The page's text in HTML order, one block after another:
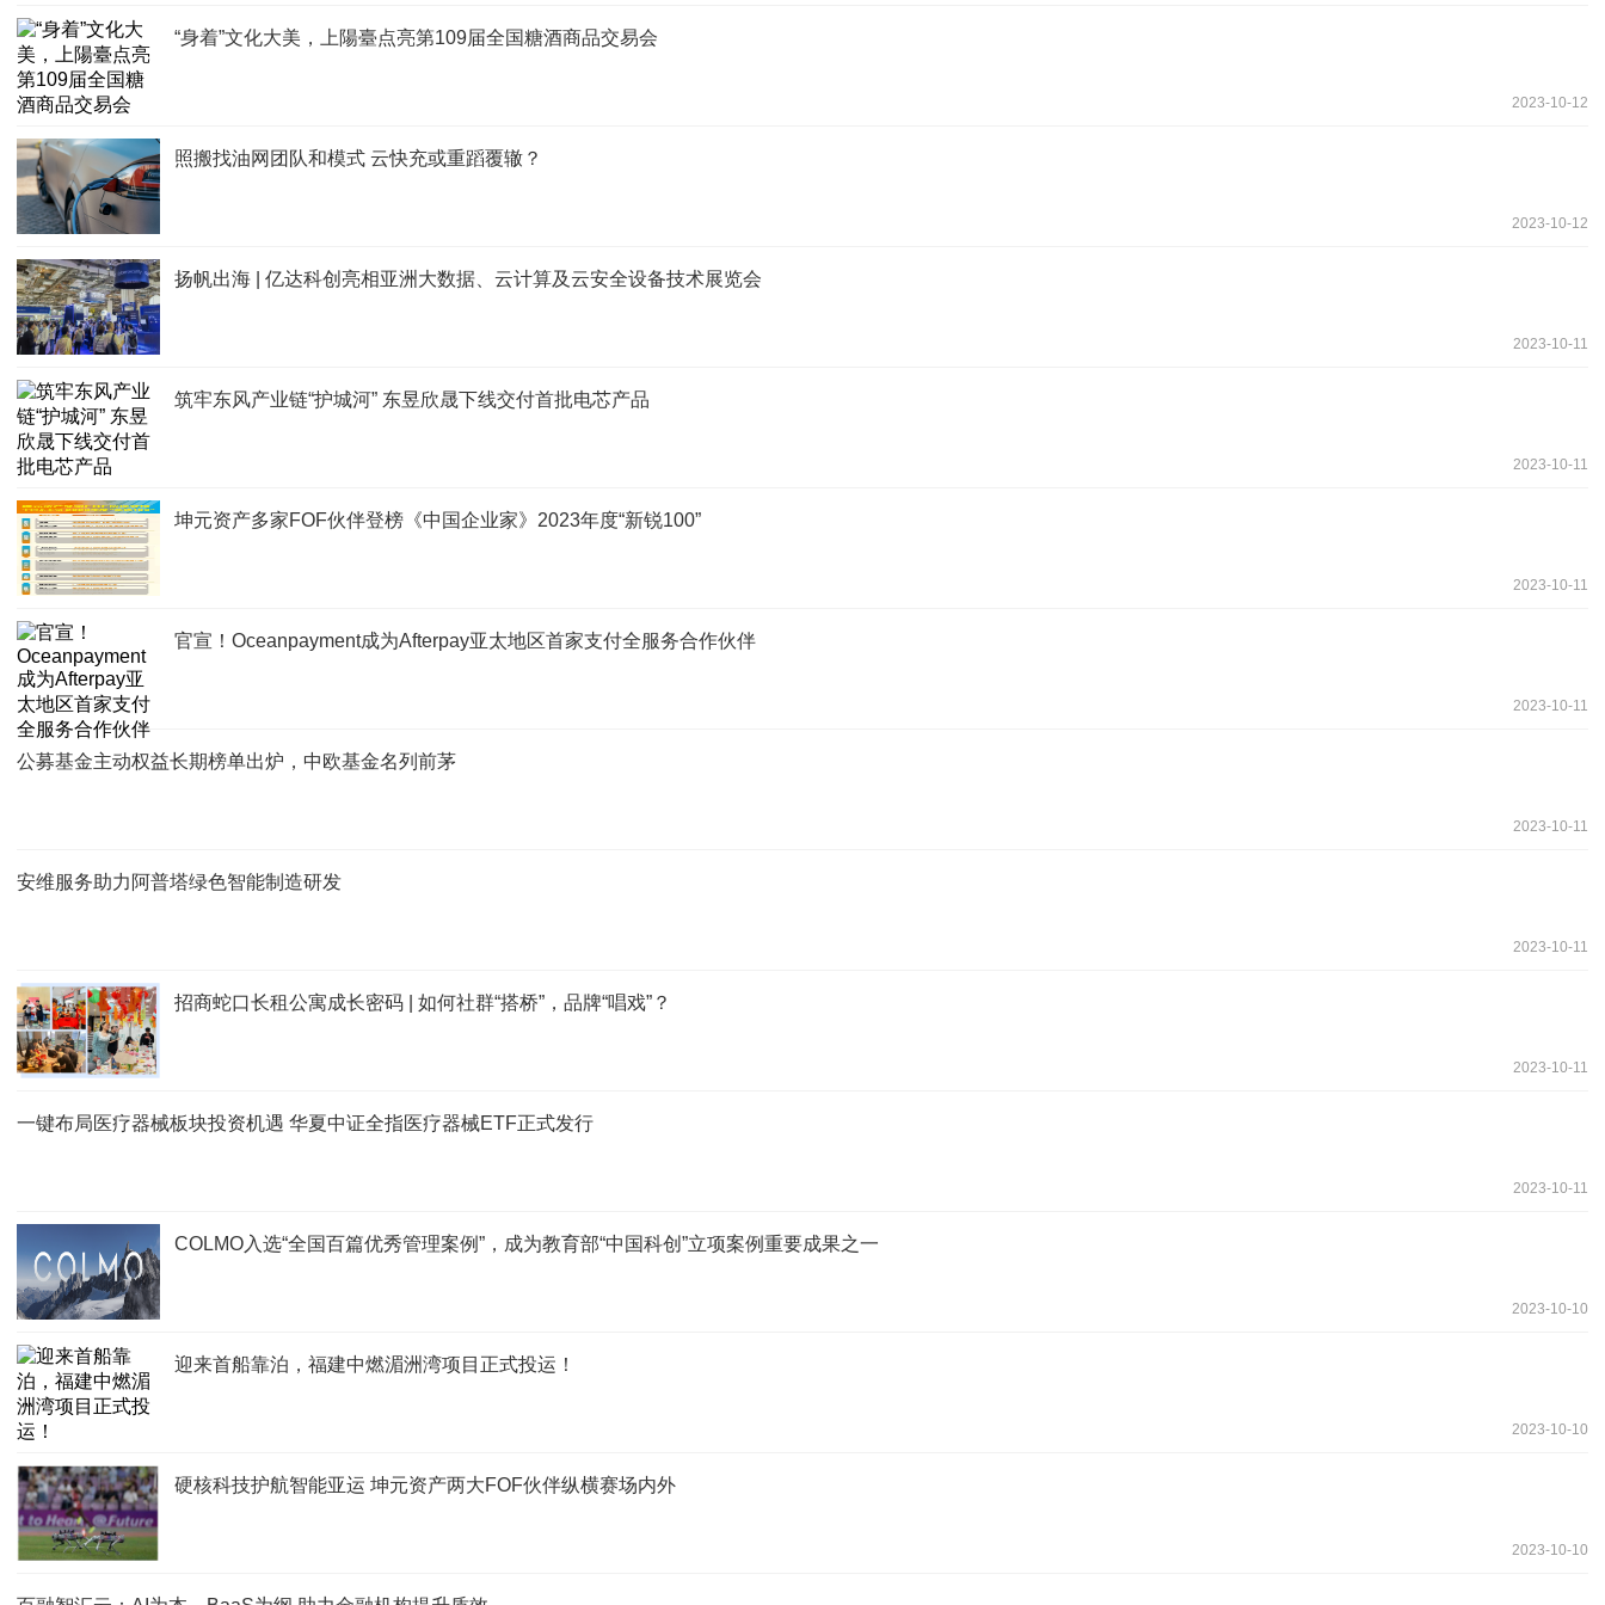
“身着”文化大美，上陽臺点亮第109届全国糖酒商品交易会
2023-10-12
照搬找油网团队和模式 云快充或重蹈覆辙？
2023-10-12
扬帆出海 | 亿达科创亮相亚洲大数据、云计算及云安全设备技术展览会
2023-10-11
筑牢东风产业链“护城河” 东昱欣晟下线交付首批电芯产品
2023-10-11
坤元资产多家FOF伙伴登榜《中国企业家》2023年度“新锐100”
2023-10-11
官宣！Oceanpayment成为Afterpay亚太地区首家支付全服务合作伙伴
2023-10-11
公募基金主动权益长期榜单出炉，中欧基金名列前茅
2023-10-11
安维服务助力阿普塔绿色智能制造研发
2023-10-11
招商蛇口长租公寓成长密码 | 如何社群“搭桥”，品牌“唱戏”？
2023-10-11
一键布局医疗器械板块投资机遇 华夏中证全指医疗器械ETF正式发行
2023-10-11
COLMO入选“全国百篇优秀管理案例”，成为教育部“中国科创”立项案例重要成果之一
2023-10-10
迎来首船靠泊，福建中燃湄洲湾项目正式投运！
2023-10-10
硬核科技护航智能亚运 坤元资产两大FOF伙伴纵横赛场内外
2023-10-10